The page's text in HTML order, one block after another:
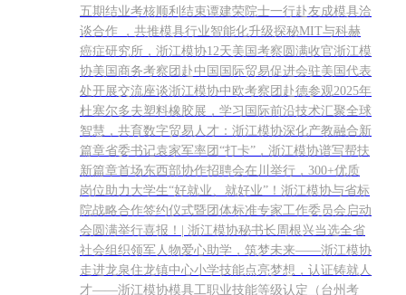
五期结业考核顺利结束谭建荣院士一行赴友成模具洽
谈合作 ，共推模具行业智能化升级探秘MIT与科赫
癌症研究所，浙江模协12天美国考察圆满收官浙江模
协美国商务考察团赴中国国际贸易促进会驻美国代表
处开展交流座谈浙江模协中欧考察团赴德参观2025年
杜塞尔多夫塑料橡胶展，学习国际前沿技术汇聚全球
智慧，共育数字贸易人才：浙江模协深化产教融合新
篇章省委书记袁家军率团“打卡”，浙江模协谱写帮扶
新篇章首场东西部协作招聘会在川举行，300+优质
岗位助力大学生“好就业、就好业”！浙江模协与省标
院战略合作签约仪式暨团体标准专家工作委员会启动
会圆满举行喜报！| 浙江模协秘书长周根兴当选全省
社会组织领军人物爱心助学，筑梦未来——浙江模协
走进龙泉住龙镇中心小学技能点亮梦想，认证铸就人
才——浙江模协模具工职业技能等级认定（台州考